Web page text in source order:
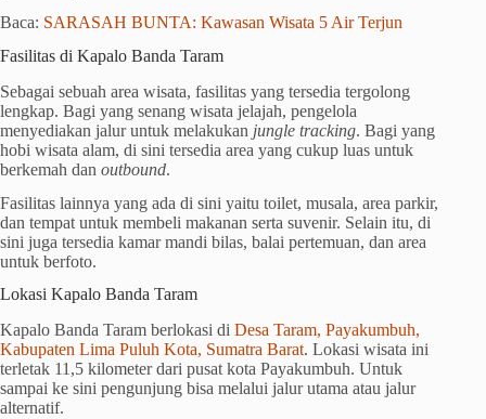
Baca: SARASAH BUNTA: Kawasan Wisata 5 Air Terjun
Fasilitas di Kapalo Banda Taram
Sebagai sebuah area wisata, fasilitas yang tersedia tergolong
lengkap. Bagi yang senang wisata jelajah, pengelola
menyediakan jalur untuk melakukan jungle tracking. Bagi yang
hobi wisata alam, di sini tersedia area yang cukup luas untuk
berkemah dan outbound.
Fasilitas lainnya yang ada di sini yaitu toilet, musala, area parkir,
dan tempat untuk membeli makanan serta suvenir. Selain itu, di
sini juga tersedia kamar mandi bilas, balai pertemuan, dan area
untuk berfoto.
Lokasi Kapalo Banda Taram
Kapalo Banda Taram berlokasi di Desa Taram, Payakumbuh,
Kabupaten Lima Puluh Kota, Sumatra Barat. Lokasi wisata ini
terletak 11,5 kilometer dari pusat kota Payakumbuh. Untuk
sampai ke sini pengunjung bisa melalui jalur utama atau jalur
alternatif.